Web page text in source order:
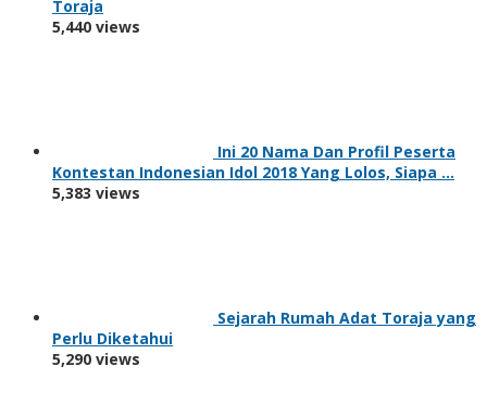
Toraja
5,440 views
Ini 20 Nama Dan Profil Peserta
Kontestan Indonesian Idol 2018 Yang Lolos, Siapa …
5,383 views
Sejarah Rumah Adat Toraja yang
Perlu Diketahui
5,290 views